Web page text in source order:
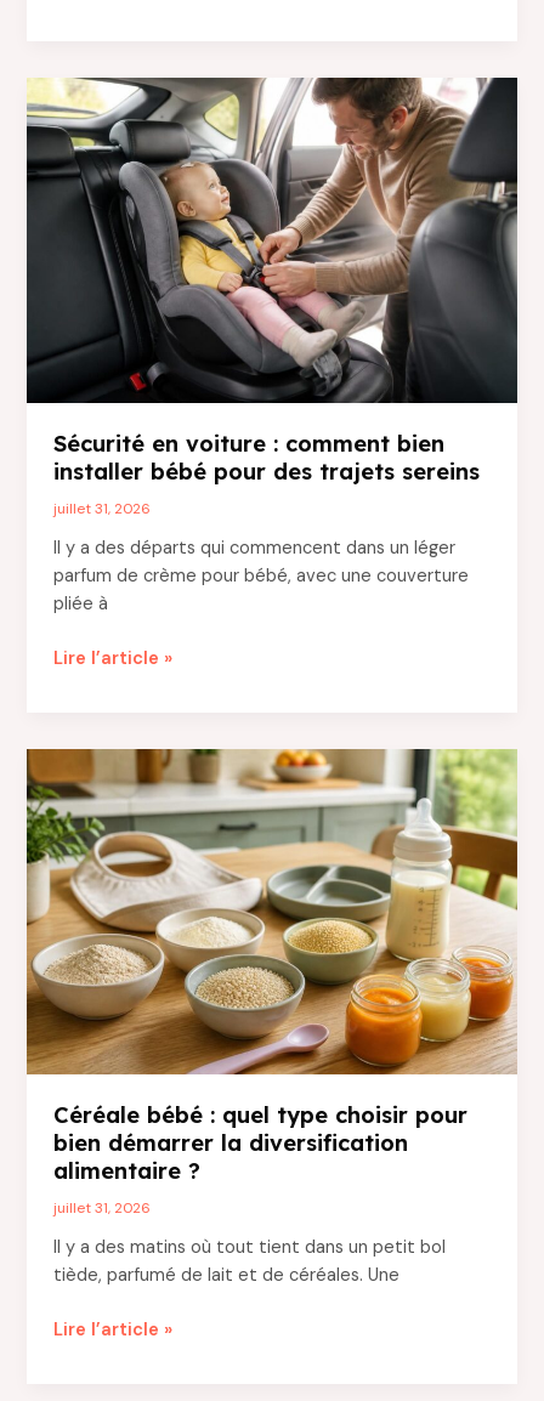
quels
avantages
pour
la
structure
maison
Sécurité en voiture : comment bien
installer bébé pour des trajets sereins
juillet 31, 2026
Il y a des départs qui commencent dans un léger
parfum de crème pour bébé, avec une couverture
pliée à
Sécurité
bien
installer
bébé
pour
des
trajets
sereins
Lire l’article »
Céréale bébé : quel type choisir pour
bien démarrer la diversification
alimentaire ?
juillet 31, 2026
Il y a des matins où tout tient dans un petit bol
tiède, parfumé de lait et de céréales. Une
Céréale
Lire l’article »